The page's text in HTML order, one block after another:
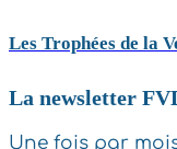
Les Trophées de la
La newsletter
Une fois par